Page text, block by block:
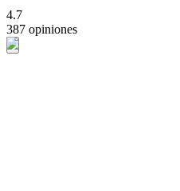
4.7
387 opiniones